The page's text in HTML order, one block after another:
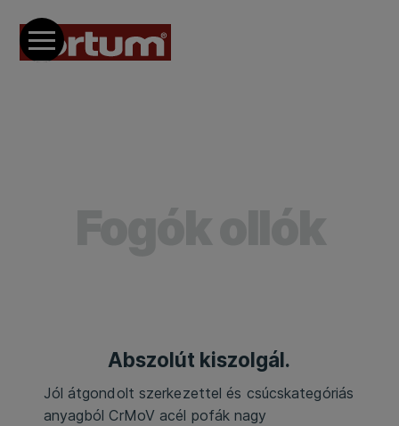
Abszolút kiszolgál.
Jól átgondolt szerkezettel és csúcskategóriás
anyagból CrMoV acél pofák nagy